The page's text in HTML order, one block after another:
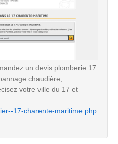
un devis plomberie 17
chaudière,
votre ville du 17 et
17-charente-maritime.php